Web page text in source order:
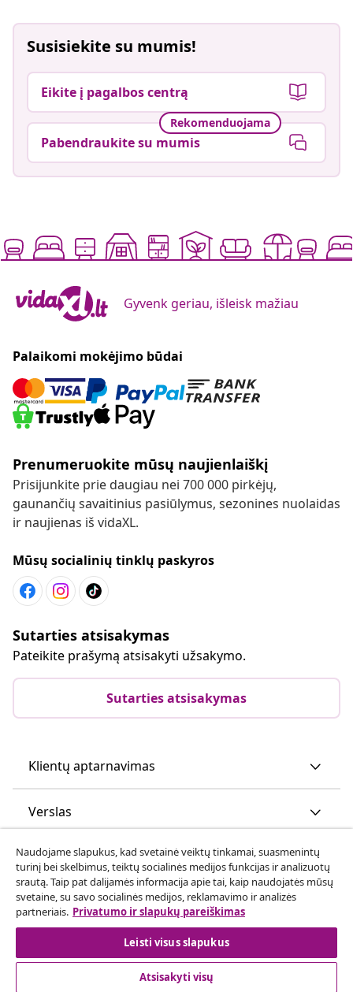
Susisiekite su mumis!
Eikite į pagalbos centrą
Rekomenduojama
Pabendraukite su mumis
Gyvenk geriau, išleisk mažiau
Palaikomi mokėjimo būdai
Prenumeruokite mūsų naujienlaiškį
Prisijunkite prie daugiau nei 700 000 pirkėjų,
gaunančių savaitinius pasiūlymus, sezonines nuolaidas
ir naujienas iš vidaXL.
Mūsų socialinių tinklų paskyros
Sutarties atsisakymas
Pateikite prašymą atsisakyti užsakymo.
Sutarties atsisakymas
Klientų aptarnavimas
Verslas
vidaXL
Atraskite daugiau
Naudojame slapukus, kad svetainė veiktų tinkamai, suasmenintų
turinį bei skelbimus, teiktų socialinės medijos funkcijas ir analizuotų
srautą. Taip pat dalijamės informacija apie tai, kaip naudojatės mūsų
svetaine, su savo socialinės medijos, reklamavimo ir analizės
partneriais. Privatumo ir slapukų pareiškimas
Leisti visus slapukus
Atsisakyti visų